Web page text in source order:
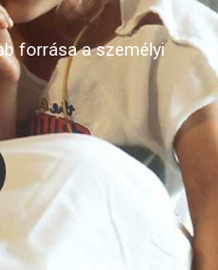
forrásaa személyi